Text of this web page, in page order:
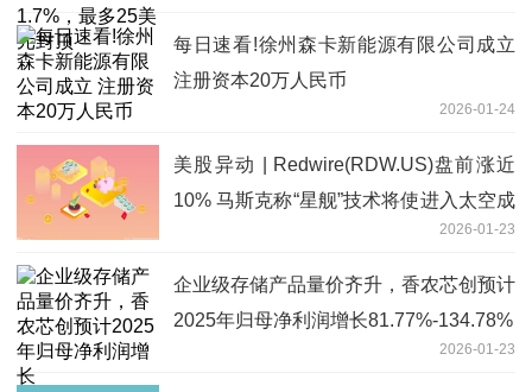
每日速看!徐州森卡新能源有限公司成立
注册资本20万人民币
2026-01-24
美股异动 | Redwire(RDW.US)盘前涨近
10% 马斯克称“星舰”技术将使进入太空成
2026-01-23
企业级存储产品量价齐升，香农芯创预计
2025年归母净利润增长81.77%-134.78%
2026-01-23